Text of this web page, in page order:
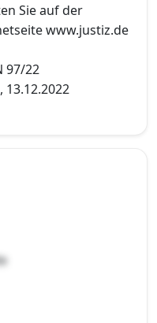
Sie auf der
www.justiz.de
97/22
13.12.2022